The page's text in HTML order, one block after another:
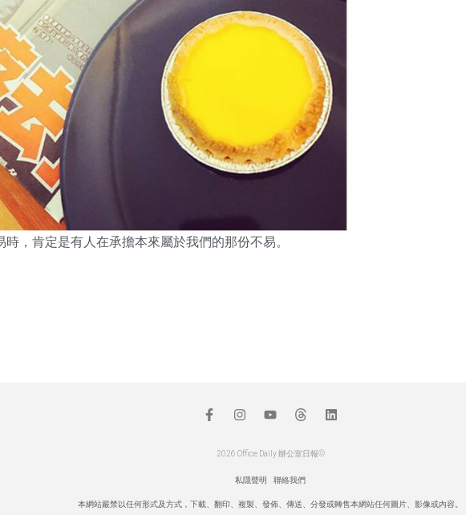
，肯定是有人在承擔本來屬於我們的那份不易。
2026 Office Daily 辦公室日報©
私隱聲明 聯絡我們
本網站嚴禁以任何形式及方式，下載、翻印、複製、發佈、傳送、分發或轉售本網站任何圖片、影像或內容。